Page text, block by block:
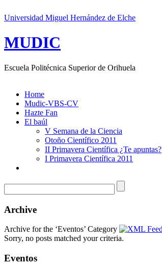
Universidad Miguel Hernández de Elche
MUDIC
Escuela Politécnica Superior de Orihuela
Home
Mudic-VBS-CV
Hazte Fan
El baúl
V Semana de la Ciencia
Otoño Científico 2011
II Primavera Científica ¿Te apuntas?
I Primavera Científica 2011
Archive
Archive for the ‘Eventos’ Category
Sorry, no posts matched your criteria.
Eventos